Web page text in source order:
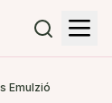
Emulzió